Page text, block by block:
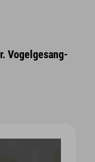
Vogelgesang-